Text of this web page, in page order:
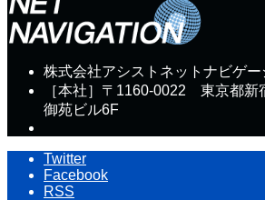
株式会社アシストネットナビゲー
［本社］〒1160-0022 東京都
御苑ビル6F
Twitter
Facebook
RSS